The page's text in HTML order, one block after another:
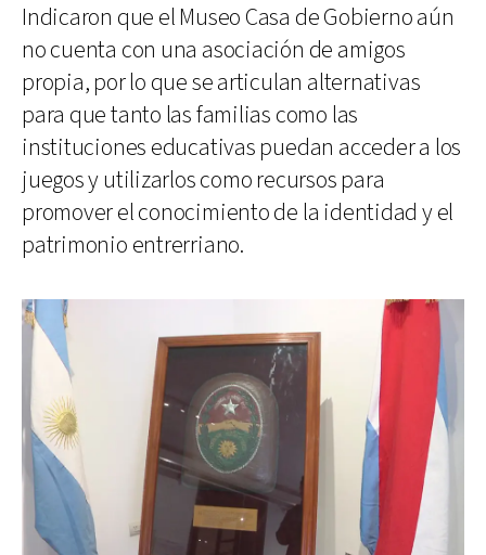
Indicaron que el Museo Casa de Gobierno aún
no cuenta con una asociación de amigos
propia, por lo que se articulan alternativas
para que tanto las familias como las
instituciones educativas puedan acceder a los
juegos y utilizarlos como recursos para
promover el conocimiento de la identidad y el
patrimonio entrerriano.